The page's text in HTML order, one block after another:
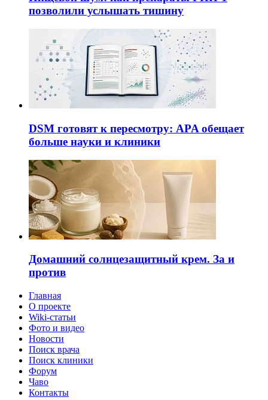
позволили услышать тишину
DSM готовят к пересмотру: APA обещает
больше науки и клиники
Домашний солнцезащитный крем. За и
против
Главная
О проекте
Wiki-статьи
Фото и видео
Новости
Поиск врача
Поиск клиники
Форум
Чаво
Контакты